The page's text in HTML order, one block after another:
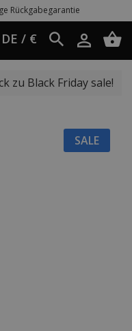
DE / €
zu Black Friday sale!
SALE